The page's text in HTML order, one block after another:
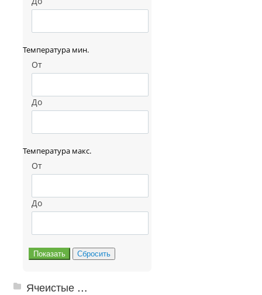
Температура мин.
От
До
Температура макс.
От
До
Ячеистые грязезащитные покрытия